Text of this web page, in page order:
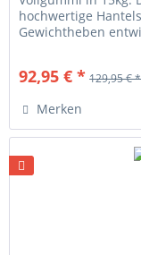
hochwertige
Gewichtheben
92,95 € * 129,95 € *
Merken